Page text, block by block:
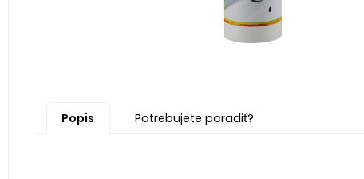
Popis Potrebujete poradiť?